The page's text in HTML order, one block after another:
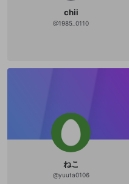
chii
@1985_0110
ねこ
@yuuta0106